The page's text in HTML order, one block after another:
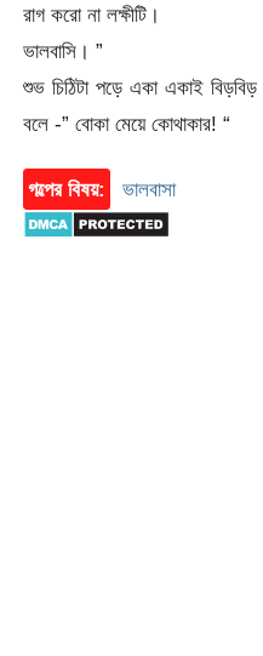
রাগ করো না লক্ষীটি।
ভালবাসি। ”
শুভ চিঠিটা পড়ে একা একাই
বলে -” বোকা মেয়ে কোথাকার! “
গল্পের বিষয়: ভালবাসা